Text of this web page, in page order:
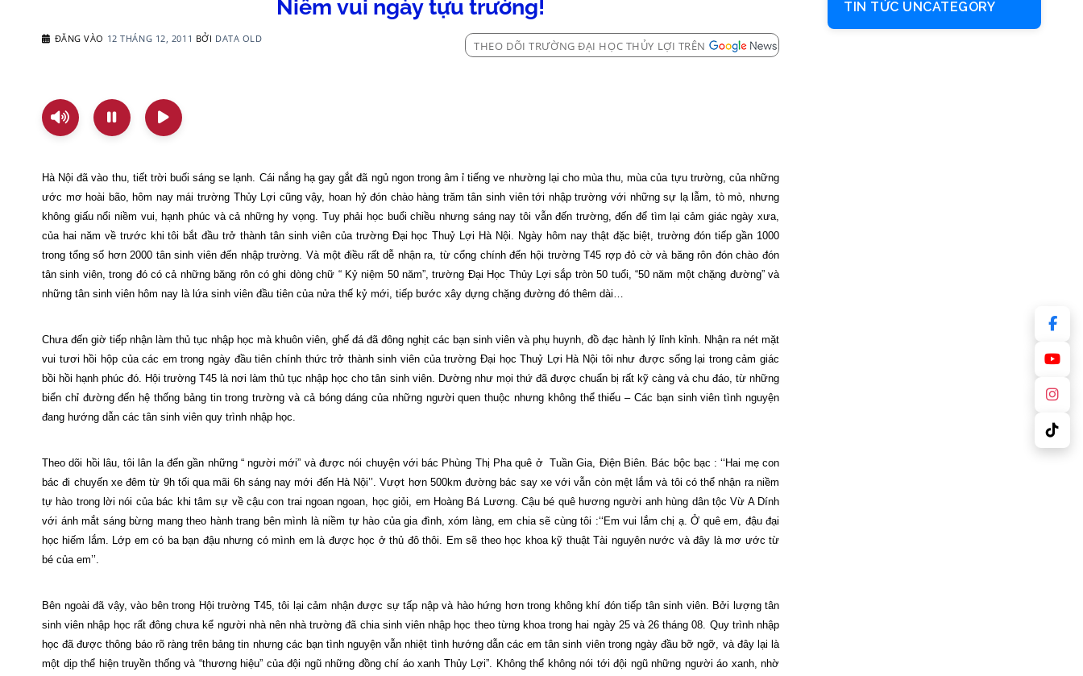
Niềm vui ngày tựu trường!
ĐĂNG VÀO 12 THÁNG 12, 2011 BỞI DATA OLD
THEO DÕI TRƯỜNG ĐẠI HỌC THỦY LỢI TRÊN
Hà Nội đã vào thu, tiết trời buối sáng se lạnh. Cái nắng hạ gay gắt đã ngủ ngon trong âm ỉ tiếng ve nhường lại cho mùa thu, mùa của tựu trường, của những
ước mơ hoài bão, hôm nay mái trường Thủy Lợi cũng vậy, hoan hỷ đón chào hàng trăm tân sinh viên tới nhập trường với những sự lạ lẫm, tò mò, nhưng
không giấu nổi niềm vui, hạnh phúc và cả những hy vọng. Tuy phải học buổi chiều nhưng sáng nay tôi vẫn đến trường, đến để tìm lại cảm giác ngày xưa,
của hai năm về trước khi tôi bắt đầu trở thành tân sinh viên của trường Đại học Thuỷ Lợi Hà Nội. Ngày hôm nay thật đặc biệt, trường đón tiếp gần 1000
trong tổng số hơn 2000 tân sinh viên đến nhập trường. Và một điều rất dễ nhận ra, từ cổng chính đến hội trường T45 rợp đỏ cờ và băng rôn đón chào đón
tân sinh viên, trong đó có cả những băng rôn có ghi dòng chữ “ Kỷ niệm 50 năm”, trường Đại Học Thủy Lợi sắp tròn 50 tuổi, “50 năm một chặng đường” và
những tân sinh viên hôm nay là lứa sinh viên đầu tiên của nửa thế kỷ mới, tiếp bước xây dựng chặng đường đó thêm dài…
Chưa đến giờ tiếp nhận làm thủ tục nhập học mà khuôn viên, ghế đá đã đông nghịt các bạn sinh viên và phụ huynh, đồ đạc hành lý lỉnh kỉnh. Nhận ra nét mặt
vui tươi hồi hộp của các em trong ngày đầu tiên chính thức trở thành sinh viên của trường Đại học Thuỷ Lợi Hà Nội tôi như được sống lại trong cảm giác
bồi hồi hạnh phúc đó. Hội trường T45 là nơi làm thủ tục nhập học cho tân sinh viên. Dường như mọi thứ đã được chuẩn bị rất kỹ càng và chu đáo, từ những
biển chỉ đường đến hệ thống bảng tin trong trường và cả bóng dáng của những người quen thuộc nhưng không thể thiếu – Các bạn sinh viên tình nguyện
đang hướng dẫn các tân sinh viên quy trình nhập học.
Theo dõi hồi lâu, tôi lân la đến gần những “ người mới” và được nói chuyện với bác Phùng Thị Pha quê ở Tuần Gia, Điện Biên. Bác bộc bạc : ‘‘Hai mẹ con
bác đi chuyến xe đêm từ 9h tối qua mãi 6h sáng nay mới đến Hà Nội’’. Vượt hơn 500km đường bác say xe với vẫn còn mệt lắm và tôi có thể nhận ra niềm
tự hào trong lời nói của bác khi tâm sự về cậu con trai ngoan ngoan, học giỏi, em Hoàng Bá Lương. Cậu bé quê hương người anh hùng dân tộc Vừ A Dính
với ánh mắt sáng bừng mang theo hành trang bên mình là niềm tự hào của gia đình, xóm làng, em chia sẽ cùng tôi :‘‘Em vui lắm chị ạ. Ở quê em, đậu đại
học hiếm lắm. Lớp em có ba bạn đậu nhưng có mình em là được học ở thủ đô thôi. Em sẽ theo học khoa kỹ thuật Tài nguyên nước và đây là mơ ước từ
bé của em’’.
Bên ngoài đã vậy, vào bên trong Hội trường T45, tôi lại cảm nhận được sự tấp nập và hào hứng hơn trong không khí đón tiếp tân sinh viên. Bởi lượng tân
sinh viên nhập học rất đông chưa kể người nhà nên nhà trường đã chia sinh viên nhập học theo từng khoa trong hai ngày 25 và 26 tháng 08. Quy trình nhập
học đã được thông báo rõ ràng trên bảng tin nhưng các bạn tình nguyện vẫn nhiệt tình hướng dẫn các em tân sinh viên trong ngày đầu bỡ ngỡ, và đây lại là
một dịp thể hiện truyền thống và “thương hiệu” của đội ngũ những đồng chí áo xanh Thủy Lợi”. Không thể không nói tới đội ngũ những người áo xanh, nhờ
TIN TỨC UNCATEGORY